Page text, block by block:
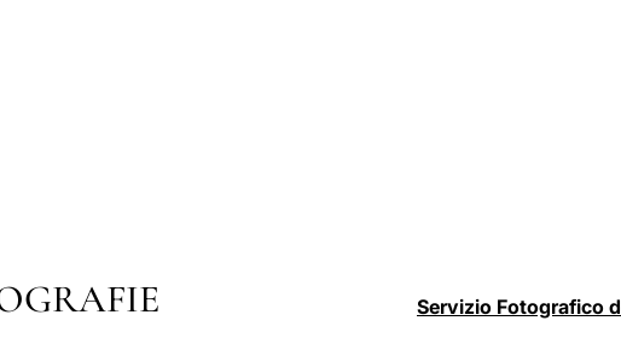
Servizio Fotografico